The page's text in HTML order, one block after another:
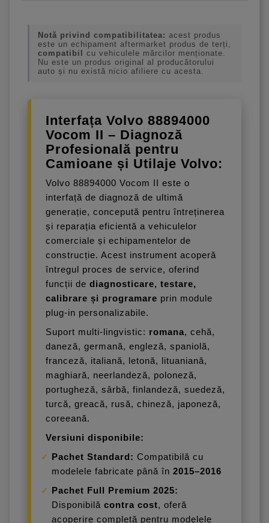
Notă privind compatibilitatea: acest produs
este un echipament aftermarket produs de terți,
compatibil
cu vehiculele mărcilor menționate.
Nu este un produs original al producătorului
auto și nu există nicio afiliere cu acesta.
Interfața Volvo 88894000
Vocom II – Diagnoză
Profesională pentru
Camioane și Utilaje Volvo:
Volvo 88894000 Vocom II este o
interfață de diagnoză de ultimă
generație, concepută pentru întreținerea
și reparația eficientă a vehiculelor
comerciale și echipamentelor de
construcție. Acest instrument acoperă
întregul proces de service, oferind
funcții dediagnosticare, testare,
calibrare și programare prin module
plug-in personalizabile.
Suport multi-lingvistic: romana, cehă,
daneză, germană, engleză, spaniolă,
franceză, italiană, letonă, lituaniană,
maghiară, neerlandeză, poloneză,
portugheză, sârbă, finlandeză, suedeză,
turcă, greacă, rusă, chineză, japoneză,
coreeană.
Versiuni disponibile:
Pachet Standard: Compatibilă cu
modelele fabricate până în2015–2016
Pachet Full Premium 2025:
Disponibilăcontra cost, oferă
acoperire completă pentru modelele